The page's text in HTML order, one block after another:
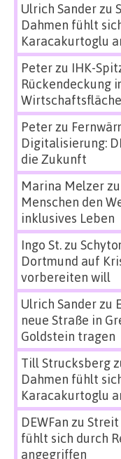
Ulrich Sanderzu
Dahmen fühlt
Karacakurtoglu
Peterzu IHK-
Rückendeckung
Peterzu
Digitalisierung:
die Zukunft
Marina Melzerzu
Menschen den
inklusives Leben
Ingo St.zu
Dortmund auf
vorbereiten will
Ulrich Sanderzu
neue Straße in
Goldstein tragen
Till Strucksberg
Dahmen fühlt
Karacakurtoglu
DEWFan zu Streit
fühlt sich durch
angegriffen